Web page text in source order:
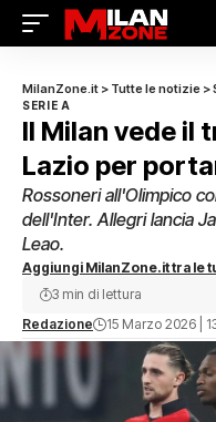
MilanZone.it > Tutte le notizie >
SERIE A
Il Milan vede il
Lazio per
Rossoneri all'Olimpico
dell'Inter. Allegri lancia
Leao.
Aggiungi MilanZone.it tra le
Redazione 15 Marzo 2026 |
3 min di lettura